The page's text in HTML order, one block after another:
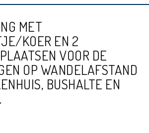
MET
KOER EN 2
VOOR DE
OP WANDELAFSTAND
BUSHALTE EN